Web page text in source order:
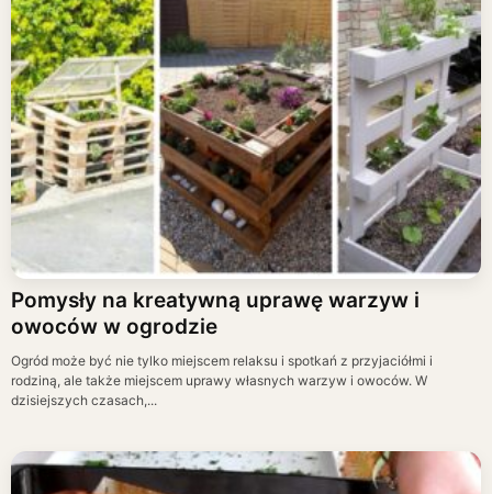
Pomysły na kreatywną uprawę warzyw i
owoców w ogrodzie
Ogród może być nie tylko miejscem relaksu i spotkań z przyjaciółmi i
rodziną, ale także miejscem uprawy własnych warzyw i owoców. W
dzisiejszych czasach,...